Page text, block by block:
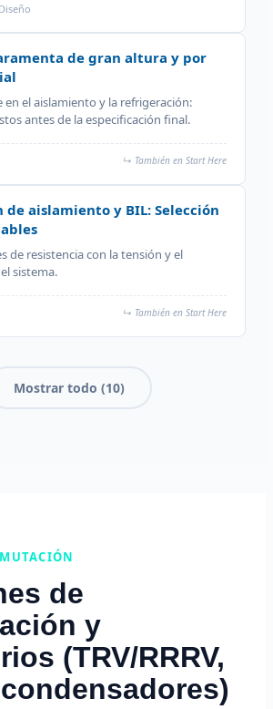
de gran altura y por
el aislamiento y la refrigeración:
antes de la especificación final.
↳ También en Start Here
de aislamiento y BIL: Selección
de resistencia con la tensión y el
sistema.
↳ También en Start Here
Mostrar todo (10)
de
y
(TRV/RRRV,